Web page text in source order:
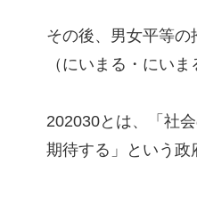
その後、男女平等
（にいまる・にい
202030とは、「社
期待する」という政